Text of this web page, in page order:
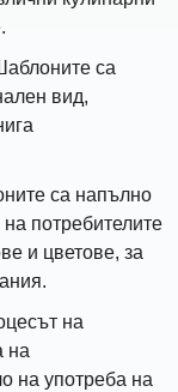
са
вид,
са напълно
потребителите
и цветове, за
на
на
на употреба на